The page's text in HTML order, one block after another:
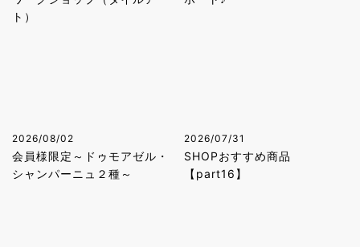
ト）
2026/08/02
会員様限定～ドゥモアゼル・
シャンパーニュ２種～
2026/07/31
SHOPおすすめ商品
【part16】